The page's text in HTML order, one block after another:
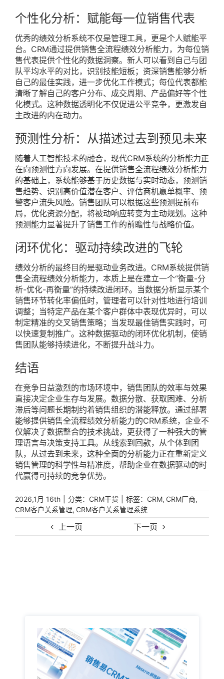
上一页 下一页
个性化分析：赋能每一位销售代表
优秀的绩效分析系统不仅是管理工具，更是个人赋能平
台。CRM通过提供销售全流程绩效分析能力，为每位销
售代表提供个性化的数据洞察。新人可以看到自己与团
队平均水平的对比，识别技能短板；资深销售能够分析
自己的最佳实践，进一步优化工作模式；每位代表都能
清晰了解自己的客户分布、成交周期、产品偏好等个性
化模式。这种数据透明化不仅促进公平竞争，更激发自
主改进的内在动力。
预测性分析：从描述过去到预见未来
随着人工智能技术的融合，现代CRM系统的分析能力正
在向预测性方向发展。在提供销售全流程绩效分析能力
的基础上，系统能够基于历史数据与实时动态，预测销
售趋势、识别高价值潜在客户、评估商机赢单概率、预
警客户流失风险。销售团队可以根据这些预测提前布
局，优化资源分配，将被动响应转变为主动规划。这种
预测能力显著提升了销售工作的前瞻性与战略价值。
闭环优化：驱动持续改进的飞轮
绩效分析的最终目的是驱动业务改进。CRM系统提供销
售全流程绩效分析能力，本质上是在建立一个“衡量-分
析-优化-再衡量”的持续改进闭环。当数据分析显示某个
销售环节转化率偏低时，管理者可以针对性地进行培训
调整；当特定产品在某个客户群体中表现优异时，可以
制定精准的交叉销售策略；当发现最佳销售实践时，可
以快速复制推广。这种数据驱动的闭环优化机制，使销
售团队能够持续进化，不断提升战斗力。
结语
在竞争日益激烈的市场环境中，销售团队的效率与效果
直接决定企业生存与发展。数据分散、获取困难、分析
滞后等问题长期制约着销售组织的潜能释放。通过部署
能够提供销售全流程绩效分析能力的CRM系统，企业不
仅解决了数据整合的技术挑战，更获得了一种强大的管
理语言与决策支持工具。从线索到回款，从个体到团
队，从过去到未来，这种全面的分析能力正在重新定义
销售管理的科学性与精准度，帮助企业在数据驱动的时
代赢得可持续的竞争优势。
2026,1月 16th | 分类： CRM干货 | 标签： CRM, CRM厂商,
CRM客户关系管理, CRM客户关系管理系统